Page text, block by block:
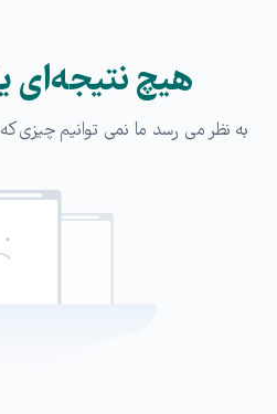
هیچ نتیجه‌ای
به نظر می رسد ما نمی توانیم چیزی